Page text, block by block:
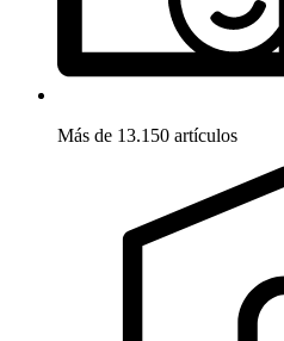
Más de 13.150 artículos